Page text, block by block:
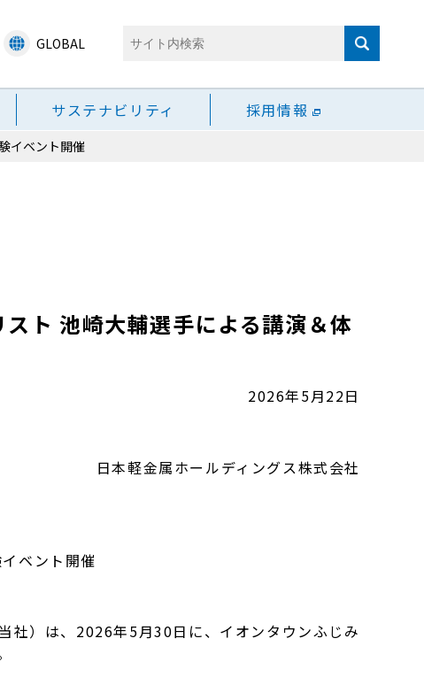
GLOBAL
サステナビリティ 採用情報
イベント開催
ト 池崎大輔選手による講演＆体
2026年5月22日
日本軽金属ホールディングス株式会社
ベント開催
社）は、2026年5月30日に、イオンタウンふじみ